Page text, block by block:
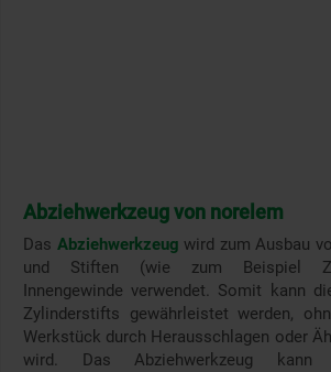
Abziehwerkzeug von norelem
Das Abziehwerkzeug wird zum Ausbau
und Stiften (wie zum Beispiel
Innengewinde verwendet. Somit kann
Zylinderstifts gewährleistet werden,
Werkstück durch Herausschlagen oder
wird. Das Abziehwerkzeug